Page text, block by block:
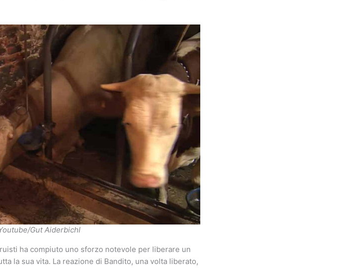
Gut Aiderbichl
ha compiuto uno sforzo notevole per liberare un
la sua vita. La reazione di Bandito, una volta liberato,